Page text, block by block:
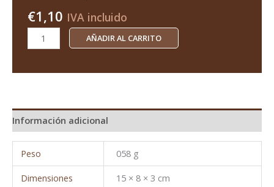
€1,10 IVA incluido
AÑADIR AL CARRITO
Información adicional
Peso
058 g
Dimensiones
15 × 8 × 3 cm